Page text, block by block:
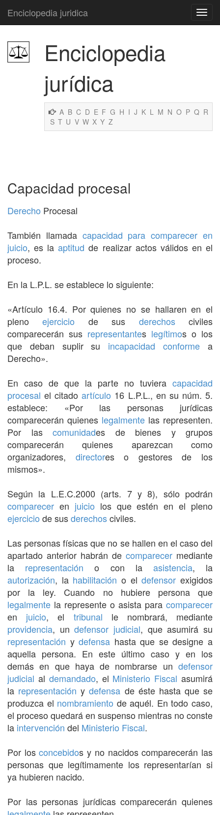
Enciclopedia juridica
Enciclopedia
jurídica
A B C D E F G H I J K L M N O P Q R
S T U V W X Y Z
Capacidad procesal
Derecho Procesal
También llamada capacidad para comparecer en
juicio, es laaptitud de realizar actos válidos en el
proceso.
En la L.P.L. se establece lo siguiente:
«Artículo 16.4. Por quienes no se hallaren en el
plenoejercicio de sus derechosciviles
comparecerán sus representantes legítimos o los
que deban suplir su incapacidad conforme a
Derecho».
En caso de que la parte no tuviera capacidad
procesal el citadoartículo 16 L.P.L., en su núm. 5.
establece: «Por las personas jurídicas
comparecerán quienes legalmente las representen.
Por las comunidades de bienes y grupos
comparecerán quienes aparezcan como
organizadores, directores o gestores de los
mismos».
Según la L.E.C.2000 (arts. 7 y 8), sólo podrán
comparecer en juicio los que estén en el pleno
ejercicio de susderechosciviles.
Las personas físicas que no se hallen en el caso del
apartado anterior habrán de comparecer mediante
la representación o con la asistencia, la
autorización, la habilitación o eldefensor exigidos
por la ley. Cuando no hubiere persona que
legalmente la represente o asista para comparecer
en juicio, el tribunal le nombrará, mediante
providencia, undefensor judicial, que asumirá su
representación ydefensa hasta que se designe a
aquella persona. En este último caso y en los
demás en que haya de nombrarse un defensor
judicial al demandado, el Ministerio Fiscal asumirá
la representación ydefensa de éste hasta que se
produzca el nombramiento de aquél. En todo caso,
el proceso quedará en suspenso mientras no conste
la intervención del Ministerio Fiscal.
Por losconcebidos y no nacidos comparecerán las
personas que legítimamente los representarían si
ya hubieren nacido.
Por las personas jurídicas comparecerán quienes